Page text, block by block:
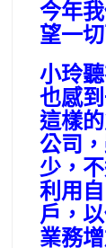
今年
望一
小玲
也感
這樣
公司
少，
利用
戶，
業務